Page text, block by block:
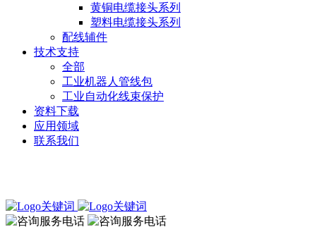
黄铜电缆接头系列
塑料电缆接头系列
配线辅件
技术支持
全部
工业机器人管线包
工业自动化线束保护
资料下载
应用领域
联系我们